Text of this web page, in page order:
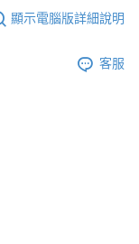
顯示電腦版詳細說明
客服